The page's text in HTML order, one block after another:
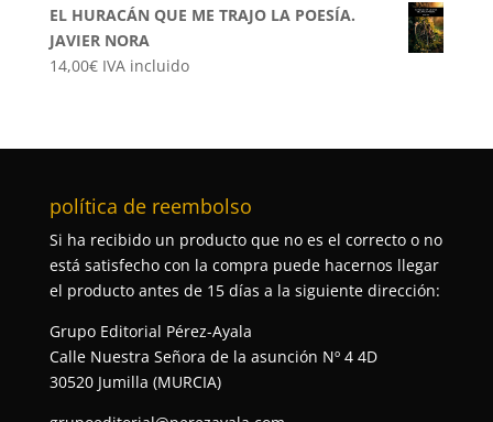
EL HURACÁN QUE ME TRAJO LA POESÍA.
JAVIER NORA
14,00€ IVA incluido
política de reembolso
Si ha recibido un producto que no es el correcto o no
está satisfecho con la compra puede hacernos llegar
el producto antes de 15 días a la siguiente dirección:
Grupo Editorial Pérez-Ayala
Calle Nuestra Señora de la asunción Nº 4 4D
30520 Jumilla (MURCIA)